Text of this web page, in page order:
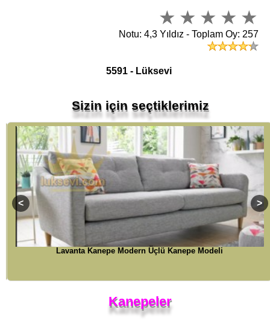
Notu: 4,3 Yıldız - Toplam Oy: 257
Lavanta Kanepe Modern Üçlü Kanepe Modeli
Kanepeler bölümünde bulunan tüm modeller istenilen